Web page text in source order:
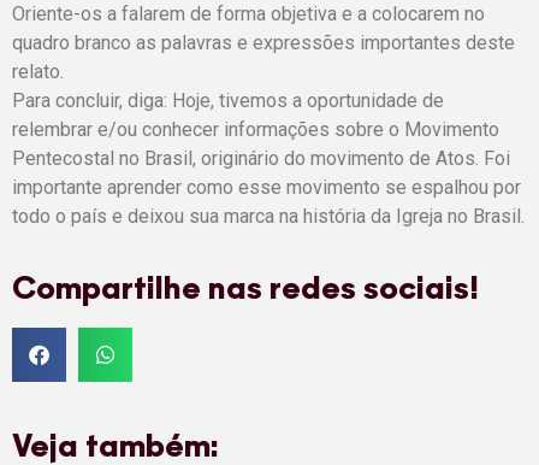
Oriente-os a falarem de forma objetiva e a colocarem no
quadro branco as palavras e expressões importantes deste
relato.
Para concluir, diga: Hoje, tivemos a oportunidade de
relembrar e/ou conhecer informações sobre o Movimento
Pentecostal no Brasil, originário do movimento de Atos. Foi
importante aprender como esse movimento se espalhou por
todo o país e deixou sua marca na história da Igreja no Brasil.
Compartilhe nas redes sociais!
Veja também: